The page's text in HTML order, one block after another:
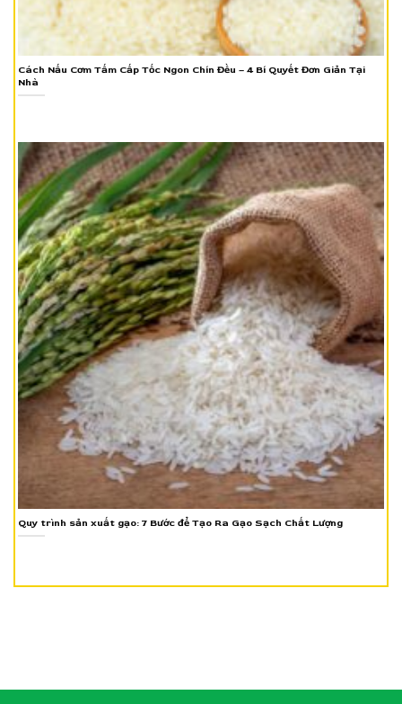
Cách Nấu Cơm Tấm Cấp Tốc Ngon Chín Đều – 4 Bí Quyết Đơn Giản Tại
Nhà
Quy trình sản xuất gạo: 7 Bước để Tạo Ra Gạo Sạch Chất Lượng